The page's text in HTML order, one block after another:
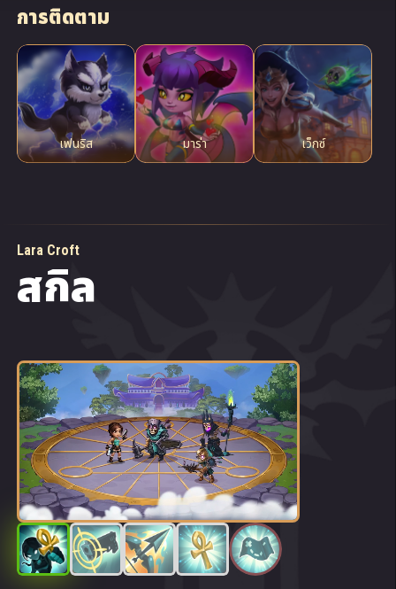
การติดตาม
เฟ​นริส มา​ร่า เว็กซ์
Lara Croft
สกิล